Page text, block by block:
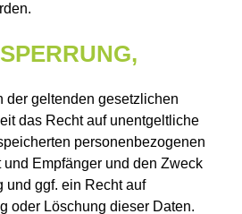
der geltenden gesetzlichen
das Recht auf unentgeltliche
personenbezogenen
und Empfänger und den Zweck
und ggf. ein Recht auf
oder Löschung dieser Daten.